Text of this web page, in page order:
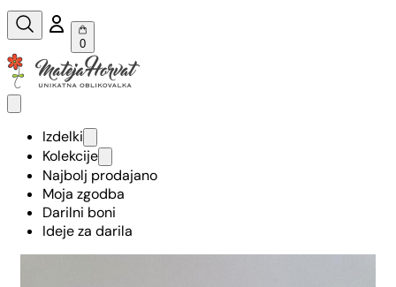
0
Izdelki
Kolekcije
Najbolj prodajano
Moja zgodba
Darilni boni
Ideje za darila